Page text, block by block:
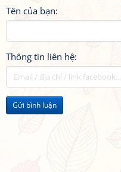
Tên của bạn:
Thông tin liên hệ:
Gửi bình luận